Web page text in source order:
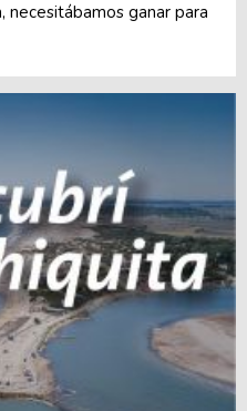
necesitábamos ganar para